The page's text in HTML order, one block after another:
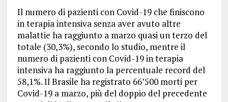
Il numero di pazienti con Covid-19 che finiscono
in terapia intensiva senza aver avuto altre
malattie ha raggiunto a marzo quasi un terzo del
totale (30,3%), secondo lo studio, mentre il
numero di pazienti con Covid-19 in terapia
intensiva ha raggiunto la percentuale record del
58,1%. Il Brasile ha registrato 66’500 morti per
Covid-19 a marzo, più del doppio del precedente